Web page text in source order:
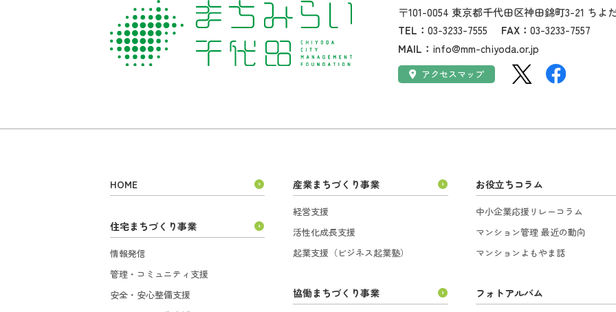
住所：
〒101-0054 東京都千代田区神田錦町3-21 ちよ
TEL：03-3233-7555 FAX：03-3233-7557
MAIL： info@mm-chiyoda.or.jp
アクセス：アクセスマップ SNS：
HOME
住宅まちづくり事業
情報発信
管理・コミュニティ支援
安全・安心整備支援
産業まちづくり事業
経営支援
活性化成長支援
起業支援（ビジネス起業塾）
協働まちづくり事業
お役立ちコラム
中小企業応援リレーコラム
マンション管理 最近の動向
マンションよもやま話
フォトアルバム